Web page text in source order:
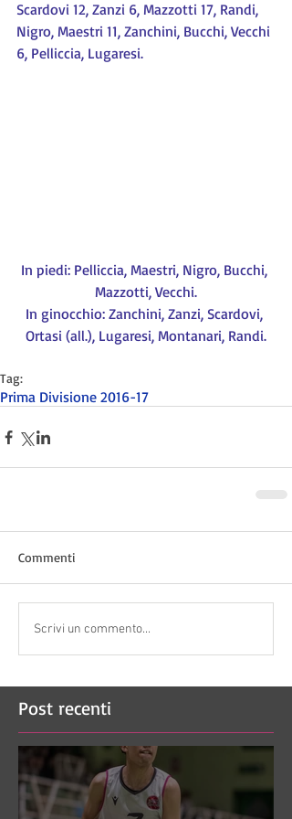
Scardovi 12, Zanzi 6, Mazzotti 17, Randi,
Nigro, Maestri 11, Zanchini, Bucchi, Vecchi
6, Pelliccia, Lugaresi.
In piedi: Pelliccia, Maestri, Nigro, Bucchi,
Mazzotti, Vecchi.
In ginocchio: Zanchini, Zanzi, Scardovi,
Ortasi (all.), Lugaresi, Montanari, Randi.
Tag:
Prima Divisione 2016-17
Commenti
Scrivi un commento...
Post recenti